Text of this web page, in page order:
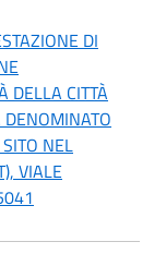
DI
DELLA CITTÀ
NEL
VIALE